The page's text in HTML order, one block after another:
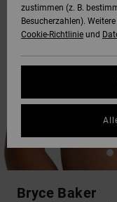
Bryce Baker
zustimmen (z. B.
Besucherzahlen).
Cookie-Richtlinie und